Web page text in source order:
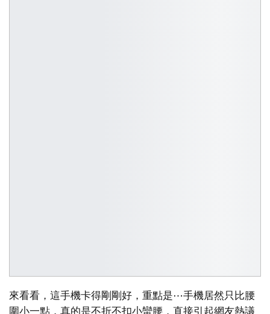
來看看，這手機卡得剛剛好，重點是⋯手機居然只比腰
圍小一點，真的是不折不扣小蠻腰，直接引起網友熱議